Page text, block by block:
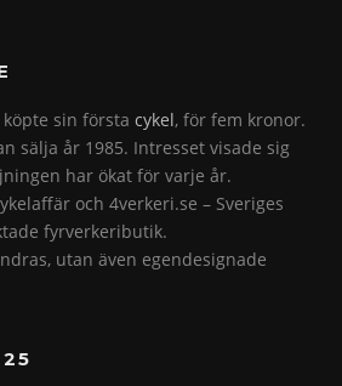
köpte sin förstacykel, för fem kronor.
sälja år 1985. Intresset visade sig
har ökat för varje år.
och 4verkeri.se – Sveriges
fyrverkeributik.
utan även egendesignade